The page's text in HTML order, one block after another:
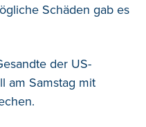
Schäden gab es
der US-
am Samstag mit